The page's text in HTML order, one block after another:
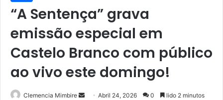
“A Sentença” grava
emissão especial em
Castelo Branco com público
ao vivo este domingo!
Clemencia Mimbire
SendAbril 24, 2026 0 lido 2 minutos